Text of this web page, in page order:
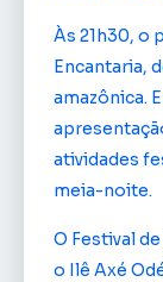
Às 21h30, o
Encantaria,
amazônica.
atividades
meia-noite.
O Festival
o Ilê Axé